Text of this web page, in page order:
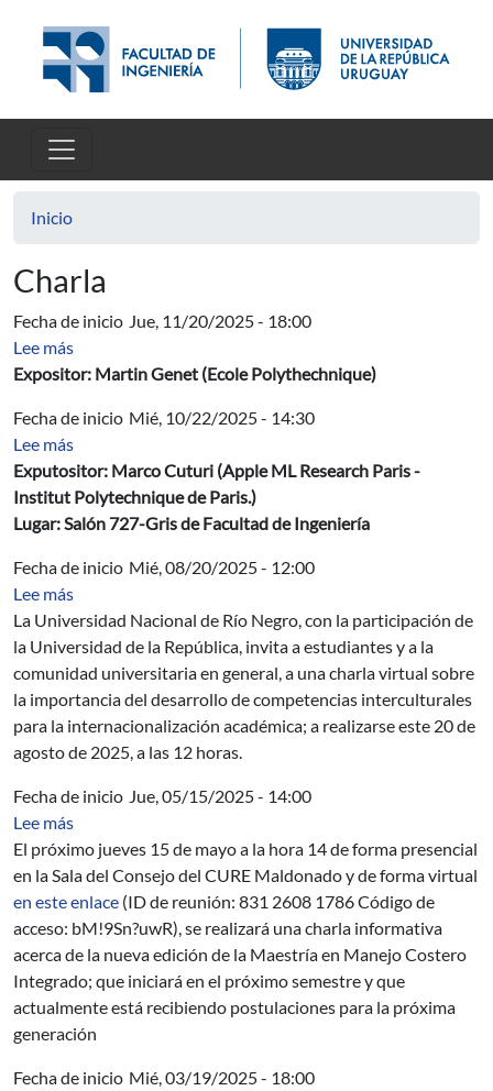
Inicio
Charla
Fecha de inicio Jue, 11/20/2025 - 18:00
Lee mássobre Mechanics of the heart and the lungs
Expositor: Martin Genet (Ecole Polythechnique)
Fecha de inicio Mié, 10/22/2025 - 14:30
Lee mássobre Optimal Transport and Generative Modeling
Exputositor: Marco Cuturi (Apple ML Research Paris -
Institut Polytechnique de Paris.)
Lugar: Salón 727-Gris de Facultad de Ingeniería
Fecha de inicio Mié, 08/20/2025 - 12:00
Lee mássobre Charla virtual sobre la importancia del
La Universidad Nacional de Río Negro, con la participación de
la Universidad de la República, invita a estudiantes y a la
comunidad universitaria en general, a una charla virtual sobre
la importancia del desarrollo de competencias interculturales
para la internacionalización académica; a realizarse este 20 de
agosto de 2025, a las 12 horas.
Fecha de inicio Jue, 05/15/2025 - 14:00
Lee mássobre Charla Informativa: Nueva edición de la
El próximo jueves 15 de mayo a la hora 14 de forma presencial
en la Sala del Consejo del CURE Maldonado y de forma virtual
en este enlace (ID de reunión: 831 2608 1786 Código de
acceso: bM!9Sn?uwR), se realizará una charla informativa
acerca de la nueva edición de la Maestría en Manejo Costero
Integrado; que iniciará en el próximo semestre y que
actualmente está recibiendo postulaciones para la próxima
generación
Fecha de inicio Mié, 03/19/2025 - 18:00